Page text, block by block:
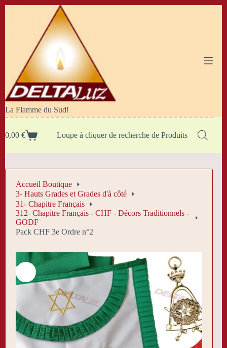
La Flamme du Sud!
Panier
0,00 € Loupe à cliquer de recherche de Produits
Accueil Boutique
3- Hauts Grades et Grades d'à côté
31- Chapitre Français
312- Chapitre Français - CHF - Décors Traditionnels -
GODF
Pack CHF 3e Ordre n°2